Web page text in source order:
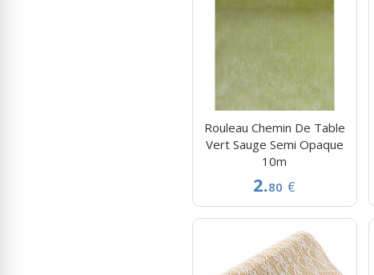
Rouleau Chemin De Table
Vert Sauge Semi Opaque
10m
2.80 €